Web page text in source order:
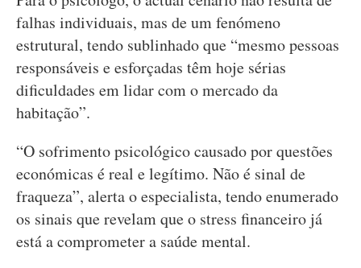
falhas individuais, mas de um fenómeno
estrutural, tendo sublinhado que “mesmo pessoas
responsáveis e esforçadas têm hoje sérias
dificuldades em lidar com o mercado da
habitação”.
“O sofrimento psicológico causado por questões
económicas é real e legítimo. Não é sinal de
fraqueza”, alerta o especialista, tendo enumerado
os sinais que revelam que o stress financeiro já
está a comprometer a saúde mental.